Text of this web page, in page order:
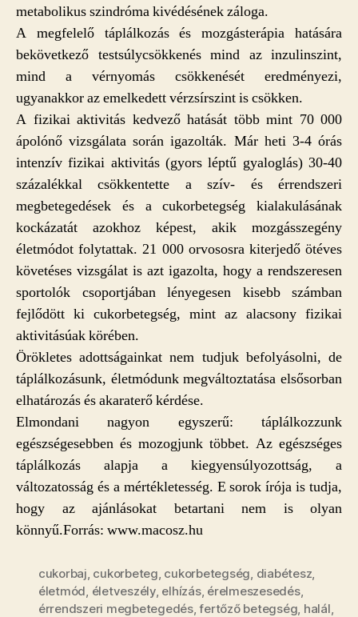
metabolikus szindróma kivédésének záloga.
A megfelelő táplálkozás és mozgásterápia hatására
bekövetkező testsúlycsökkenés mind az inzulinszint,
mind a vérnyomás csökkenését eredményezi,
ugyanakkor az emelkedett vérzsírszint is csökken.
A fizikai aktivitás kedvező hatását több mint 70 000
ápolónő vizsgálata során igazolták. Már heti 3-4 órás
intenzív fizikai aktivitás (gyors léptű gyaloglás) 30-40
százalékkal csökkentette a szív- és érrendszeri
megbetegedések és a cukorbetegség kialakulásának
kockázatát azokhoz képest, akik mozgásszegény
életmódot folytattak. 21 000 orvososra kiterjedő ötéves
követéses vizsgálat is azt igazolta, hogy a rendszeresen
sportolók csoportjában lényegesen kisebb számban
fejlődött ki cukorbetegség, mint az alacsony fizikai
aktivitásúak körében.
Örökletes adottságainkat nem tudjuk befolyásolni, de
táplálkozásunk, életmódunk megváltoztatása elsősorban
elhatározás és akaraterő kérdése.
Elmondani nagyon egyszerű: táplálkozzunk
egészségesebben és mozogjunk többet. Az egészséges
táplálkozás alapja a kiegyensúlyozottság, a
változatosság és a mértékletesség. E sorok írója is tudja,
hogy az ajánlásokat betartani nem is olyan
könnyű.Forrás: www.macosz.hu
cukorbaj, cukorbeteg, cukorbetegség, diabétesz,
életmód, életveszély, elhízás, érelmeszesedés,
érrendszeri megbetegedés,fertőző betegség, halál,